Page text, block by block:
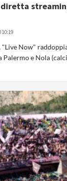
diretta
10:19
"Live Now"
Palermo e Nola